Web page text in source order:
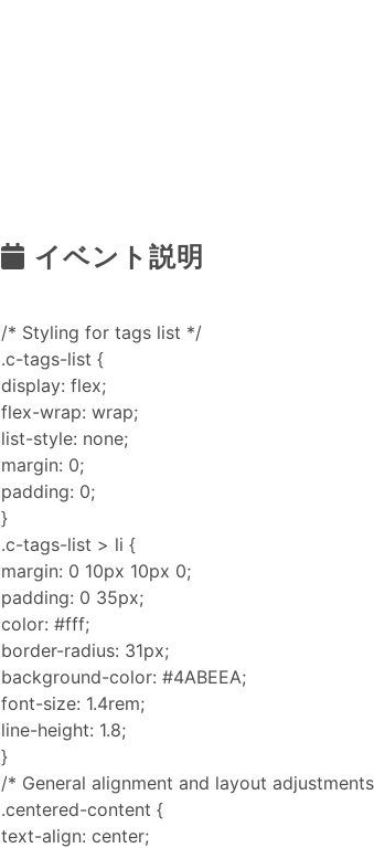
イベント説明
/* Styling for tags list */
.c-tags-list {
display: flex;
flex-wrap: wrap;
list-style: none;
margin: 0;
padding: 0;
}
.c-tags-list > li {
margin: 0 10px 10px 0;
padding: 0 35px;
color: #fff;
border-radius: 31px;
background-color: #4ABEEA;
font-size: 1.4rem;
line-height: 1.8;
}
/* General alignment and layout
.centered-content {
text-align: center;